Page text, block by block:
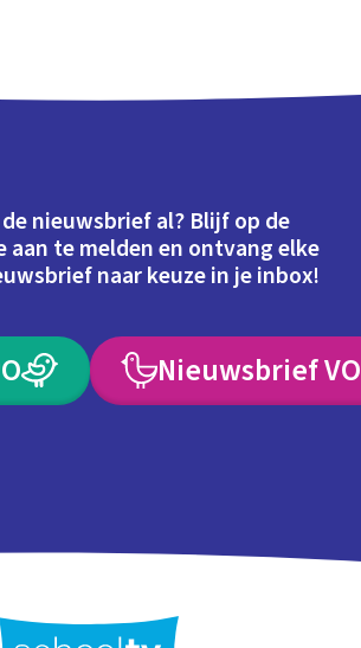
nieuwsbrief al? Blijf op de
aan te melden en ontvang elke
naar keuze in je inbox!
Nieuwsbrief VO